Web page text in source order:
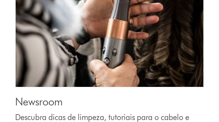
Newsroom
Descubra dicas de limpeza, tutoriais para o cabelo e